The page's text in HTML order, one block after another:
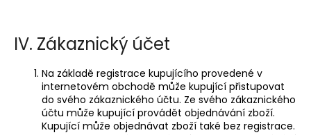
IV. Zákaznický účet
Na základě registrace kupujícího provedené v
internetovém obchodě může kupující přistupovat
do svého zákaznického účtu. Ze svého zákaznického
účtu může kupující provádět objednávání zboží.
Kupující může objednávat zboží také bez registrace.